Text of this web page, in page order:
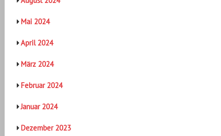
Mai 2024
April 2024
März 2024
Februar 2024
Januar 2024
Dezember 2023